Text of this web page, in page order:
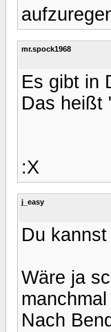
mr.spock1968
Es gibt in
Das heißt
:X
j_easy
Du
Wäre ja
Nach